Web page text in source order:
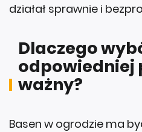
działał sprawnie i
Dlaczego
odpowiedniej
ważny?
Basen w ogrodzie ma